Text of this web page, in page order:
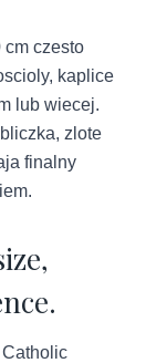
cm czesto
kaplice
lub wiecej.
zlote
finalny